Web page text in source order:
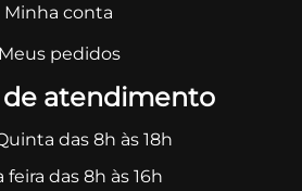
Minha conta
Meus pedidos
de atendimento
das 8h às 18h
feira das 8h às 16h